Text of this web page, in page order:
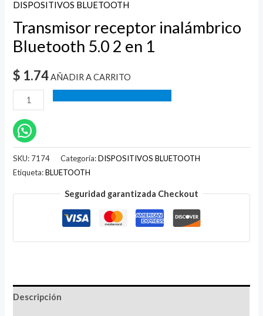
DISPOSITIVOS BLUETOOTH
Transmisor receptor inalámbrico
Bluetooth 5.0 2 en 1
$ 1.74 AÑADIR A CARRITO
SKU: 7174 Categoría:DISPOSITIVOS BLUETOOTH
Etiqueta:BLUETOOTH
Seguridad garantizada Checkout
Descripción